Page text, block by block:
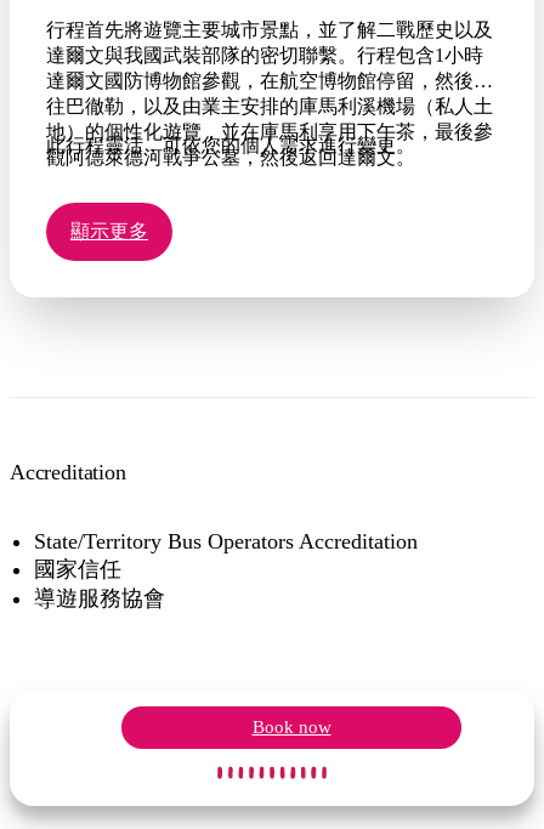
行程首先將遊覽主要城市景點，並了解二戰歷史以及
達爾文與我國武裝部隊的密切聯繫。行程包含1小時
達爾文國防博物館參觀，在航空博物館停留，然後前
往巴徹勒，以及由業主安排的庫馬利溪機場（私人土
地）的個性化遊覽，並在庫馬利享用下午茶，最後參
觀阿德萊德河戰爭公墓，然後返回達爾文。
此行程靈活，可依您的個人需求進行變更。
顯示更多
Accreditation
State/Territory Bus Operators Accreditation
國家信任
導遊服務協會
Book now